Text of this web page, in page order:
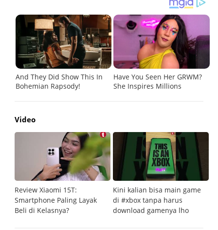
Video
Review Xiaomi 15T:
Smartphone Paling Layak
Beli di Kelasnya?
Kini kalian bisa main game
di #xbox tanpa harus
download gamenya lho